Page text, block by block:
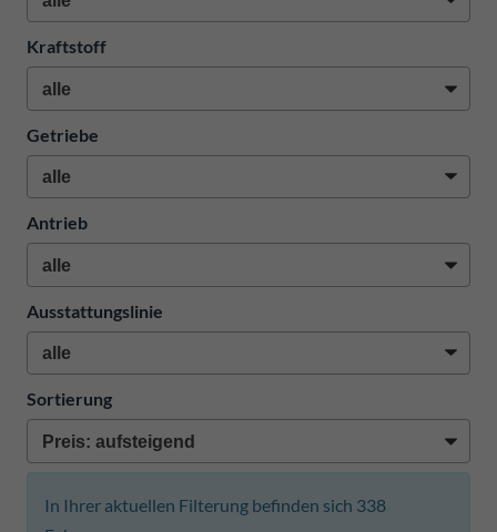
Kraftstoff
Getriebe
Antrieb
Ausstattungslinie
Sortierung
In Ihrer aktuellen Filterung befinden sich 338